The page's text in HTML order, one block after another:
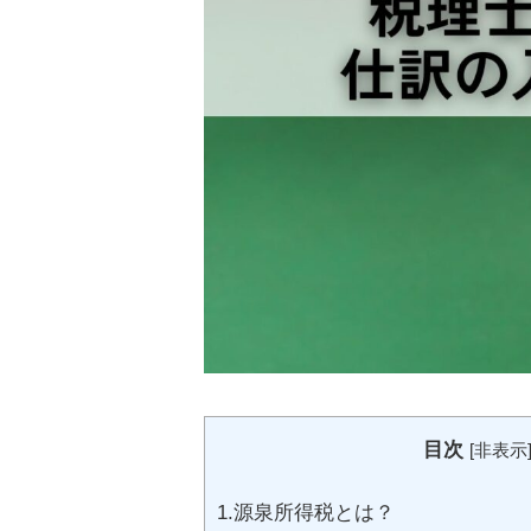
目次 [非表示]
1.源泉所得税とは？